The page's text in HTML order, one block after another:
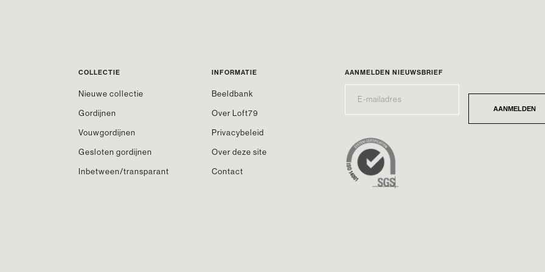
COLLECTIE
Nieuwe collectie
Gordijnen
Vouwgordijnen
Gesloten gordijnen
Inbetween/transparant
INFORMATIE
Beeldbank
Over Loft79
Privacybeleid
Over deze site
Contact
AANMELDEN NIEUWSBRIEF
AANMELDEN